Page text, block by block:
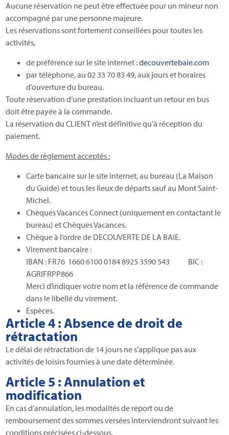
Aucune réservation ne peut être effectuée pour un mineur non
accompagné par une personne majeure.
Les réservations sont fortement conseillées pour toutes les
activités,
de préférence sur le site internet :decouvertebaie.com
par téléphone, au 02 33 70 83 49, aux jours et horaires
d’ouverture du bureau.
Toute réservation d’une prestation incluant un retour en bus
doit être payée à la commande.
La réservation du CLIENT n’est définitive qu’à réception du
paiement.
Modes de règlement acceptés :
Carte bancaire sur le site internet, au bureau (La Maison
du Guide) et tous les lieux de départs sauf au Mont Saint-
Michel.
Chèques Vacances Connect (uniquement en contactant le
bureau) et Chèques Vacances.
Chèque à l’ordre de DECOUVERTE DE LA BAIE.
Virement bancaire :
IBAN : FR76 1660 6100 0184 8925 3590 543 BIC :
AGRIFRPP866
Merci d’indiquer votre nom et la référence de commande
dans le libellé du virement.
Espèces.
Article 4 : Absence de droit de
rétractation
Le délai de rétractation de 14 jours ne s’applique pas aux
activités de loisirs fournies à une date déterminée.
Article 5 : Annulation et
modification
En cas d’annulation, les modalités de report ou de
remboursement des sommes versées interviendront suivant les
conditions précisées ci-dessous.